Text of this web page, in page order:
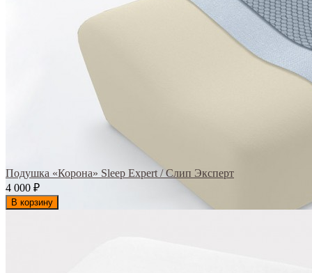
Подушка «Корона» Sleep Expert / Слип Эксперт
4 000 ₽
В корзину